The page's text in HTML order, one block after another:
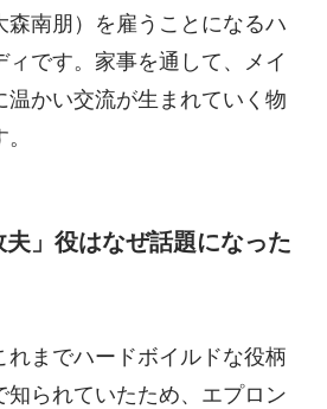
森南朋）を雇うことになるハ
ィです。家事を通して、メイ
温かい交流が生まれていく物
」役はなぜ話題になった
れまでハードボイルドな役柄
知られていたため、エプロン